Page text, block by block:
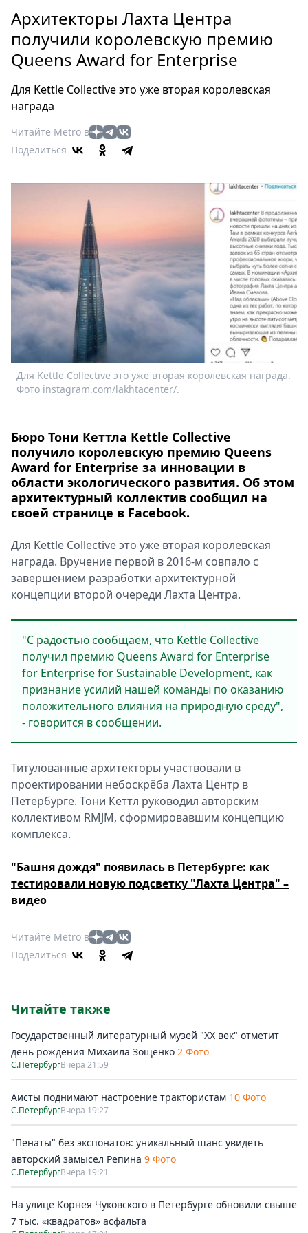
Россия
Мир
Здоровье
Туризм
Театр
Кино
Книги
Выставки
Пресс-
релизы
О
Metro
Стримы
Спецпроекты
Звезды
Выборы
2026
Скачай
Архитекторы Лахта Центра
получили королевскую премию
Queens Award for Enterprise
Для Kettle Collective это уже вторая королевская
награда
Читайте Metro в
Поделиться
Для Kettle Collective это уже вторая королевская награда.
Фото instagram.com/lakhtacenter/.
Бюро Тони Кеттла Kettle Collective
получило королевскую премию Queens
Award for Enterprise за инновации в
области экологического развития. Об этом
архитектурный коллектив сообщил на
своей странице в Facebook.
Для Kettle Collective это уже вторая королевская
награда. Вручение первой в 2016-м совпало с
завершением разработки архитектурной
концепции второй очереди Лахта Центра.
"С радостью сообщаем, что Kettle Collective
получил премию Queens Award for Enterprise
for Enterprise for Sustainable Development, как
признание усилий нашей команды по оказанию
положительного влияния на природную среду",
- говорится в сообщении.
Титулованные архитекторы участвовали в
проектировании небоскрёба Лахта Центр в
Петербурге. Тони Кеттл руководил авторским
коллективом RMJM, сформировавшим концепцию
комплекса.
"Башня дождя" появилась в Петербурге: как
тестировали новую подсветку "Лахта Центра" –
видео
Читайте Metro в
Поделиться
Читайте также
Государственный литературный музей "ХХ век" отметит
день рождения Михаила Зощенко 2 Фото
С.ПетербургВчера 21:59
Аисты поднимают настроение трактористам 10 Фото
С.ПетербургВчера 19:27
"Пенаты" без экспонатов: уникальный шанс увидеть
авторский замысел Репина 9 Фото
С.ПетербургВчера 19:21
На улице Корнея Чуковского в Петербурге обновили свыше
7 тыс. «квадратов» асфальта